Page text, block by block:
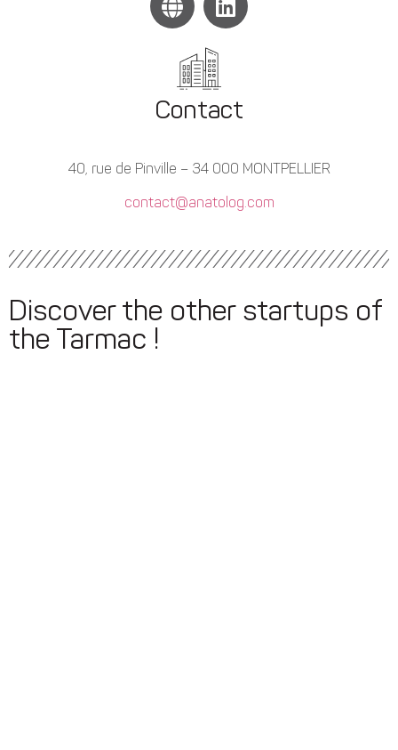
Contact
40, rue de Pinville – 34 000 MONTPELLIER
contact@anatolog.com
Discover the other startups of
the Tarmac !